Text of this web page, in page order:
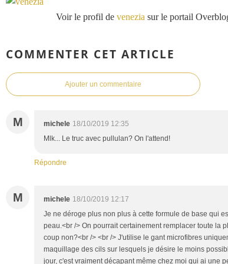
Voir le profil de venezia sur le portail
COMMENTER CET ARTICLE
Ajouter un commentaire
M michele 18/10/2019 12:35
Mlk... Le truc avec pullulan? On l'attend!
Répondre
M michele 18/10/2019 12:17
Je ne déroge plus non plus à cette formule de base qui
peau.<br /> On pourrait certainement remplacer toute la
coup non?<br /> <br /> J'utilise le gant microfibres
maquillage des cils sur lesquels je désire le moins
jour, c'est vraiment décapant même chez moi qui ai une